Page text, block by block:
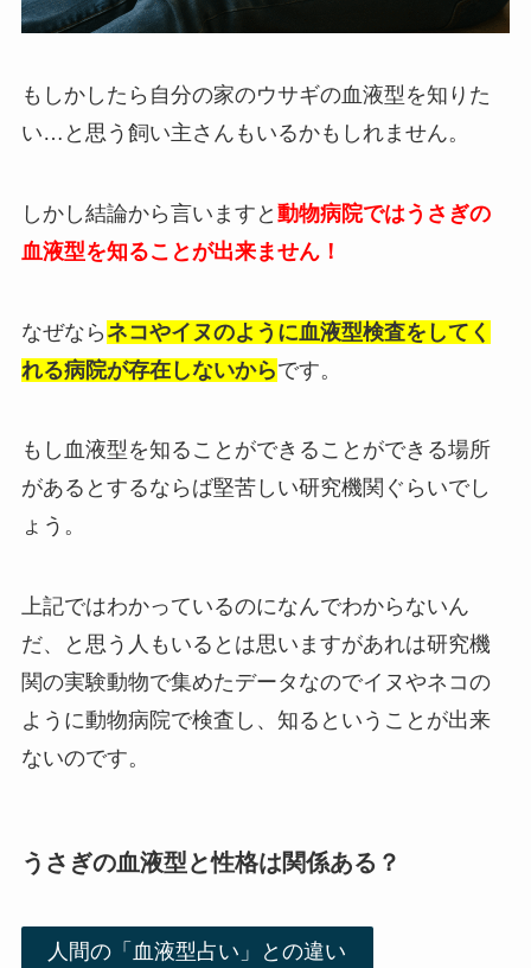
もしかしたら自分の家のウサギの血液型を知りた
い…と思う飼い主さんもいるかもしれません。
しかし結論から言いますと 動物病院ではうさぎの
血液型を知ることが出来ません！
なぜなら ネコやイヌのように血液型検査をしてく
れる病院が存在しないからです。
もし血液型を知ることができることができる場所
があるとするならば堅苦しい研究機関ぐらいでし
ょう。
上記ではわかっているのになんでわからないん
だ、と思う人もいるとは思いますがあれは研究機
関の実験動物で集めたデータなのでイヌやネコの
ように動物病院で検査し、知るということが出来
ないのです。
うさぎの血液型と性格は関係ある？
人間の「血液型占い」との違い